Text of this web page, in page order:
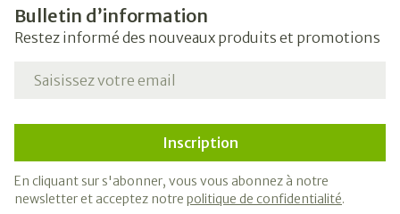
Bulletin d’information
Restez informé des nouveaux produits et promotions
Adresse mail
Inscription
En cliquant sur s'abonner, vous vous abonnez à notre
newsletter et acceptez notre politique de confidentialité.